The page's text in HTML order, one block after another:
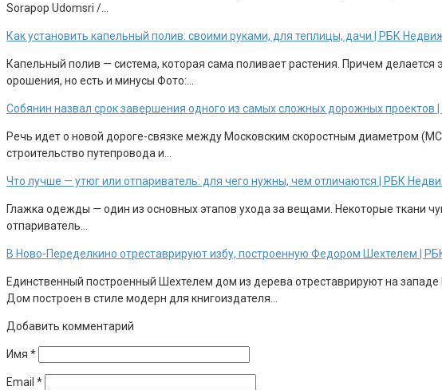
Sorapop Udomsri /…
Как установить капельный полив: своими руками, для теплицы, дачи | РБК
Капельный полив — система, которая сама поливает растения. Причем
орошения, но есть и минусы Фото:…
Собянин назвал срок завершения одного из самых сложных дорожных проектов
Речь идет о новой дороге-связке между Московским скоростным диаметром
строительство путепровода и…
Что лучше — утюг или отпариватель: для чего нужны, чем отличаются | РБК
Глажка одежды — один из основных этапов ухода за вещами. Некоторые ткани
отпариватель…
В Ново-Переделкино отреставрируют избу, построенную Федором Шехтелем |
Единственный построенный Шехтелем дом из дерева отреставрируют на
Дом построен в стиле модерн для книгоиздателя…
Добавить комментарий
Имя *
Email *